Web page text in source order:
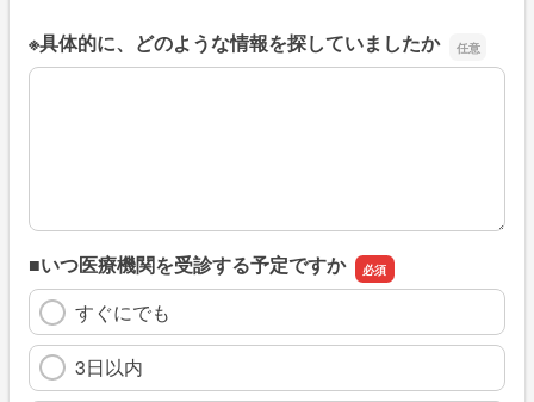
※具体的に、どのような情報を探していましたか
※具体的に、どのような情報を探していましたか
■いつ医療機関を受診する予定ですか
すぐにでも
3日以内